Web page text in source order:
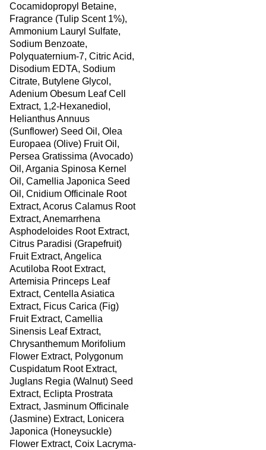
Cocamidopropyl Betaine,
Fragrance (Tulip Scent 1%),
Ammonium Lauryl Sulfate,
Sodium Benzoate,
Polyquaternium-7, Citric Acid,
Disodium EDTA, Sodium
Citrate, Butylene Glycol,
Adenium Obesum Leaf Cell
Extract, 1,2-Hexanediol,
Helianthus Annuus
(Sunflower) Seed Oil, Olea
Europaea (Olive) Fruit Oil,
Persea Gratissima (Avocado)
Oil, Argania Spinosa Kernel
Oil, Camellia Japonica Seed
Oil, Cnidium Officinale Root
Extract, Acorus Calamus Root
Extract, Anemarrhena
Asphodeloides Root Extract,
Citrus Paradisi (Grapefruit)
Fruit Extract, Angelica
Acutiloba Root Extract,
Artemisia Princeps Leaf
Extract, Centella Asiatica
Extract, Ficus Carica (Fig)
Fruit Extract, Camellia
Sinensis Leaf Extract,
Chrysanthemum Morifolium
Flower Extract, Polygonum
Cuspidatum Root Extract,
Juglans Regia (Walnut) Seed
Extract, Eclipta Prostrata
Extract, Jasminum Officinale
(Jasmine) Extract, Lonicera
Japonica (Honeysuckle)
Flower Extract, Coix Lacryma-